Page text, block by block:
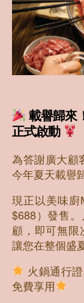
載譽歸來
正式啟動
為答謝廣大顧
今年夏天載譽
現正以美味廚
$688）發售
顧，即可無限
讓您在整個盛
火鍋通行
免費享用